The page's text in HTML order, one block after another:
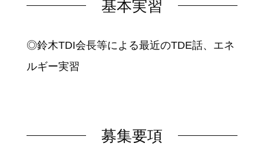
基本実習
◎鈴木TDI会長等による最近のTDE話、エネ
ルギー実習
募集要項